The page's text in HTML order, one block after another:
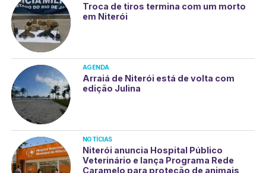
Troca de tiros termina com um morto
em Niterói
AGENDA
Arraiá de Niterói está de volta com
edição Julina
NOTÍCIAS
Niterói anuncia Hospital Público
Veterinário e lança Programa Rede
Caramelo para proteção de animais